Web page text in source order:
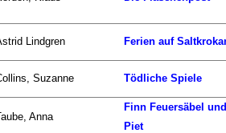
Lindgren Ferien auf
Suzanne Tödliche Spiele
Anna
Finn Feuersäbel
Piet